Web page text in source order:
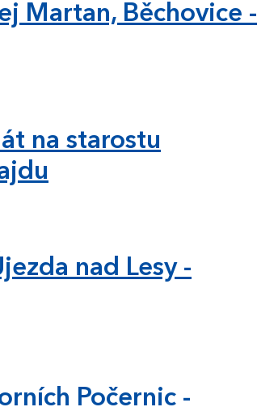
Martan, Běchovice -
na starostu
nad Lesy -
Počernic -